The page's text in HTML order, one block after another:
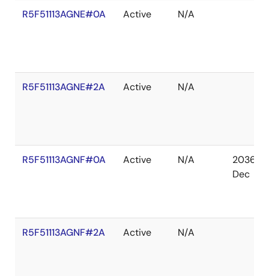
R5F51113AGNE#0A Active N/A
R5F51113AGNE#2A Active N/A
R5F51113AGNF#0A Active N/A
2036
Dec
R5F51113AGNF#2A Active N/A